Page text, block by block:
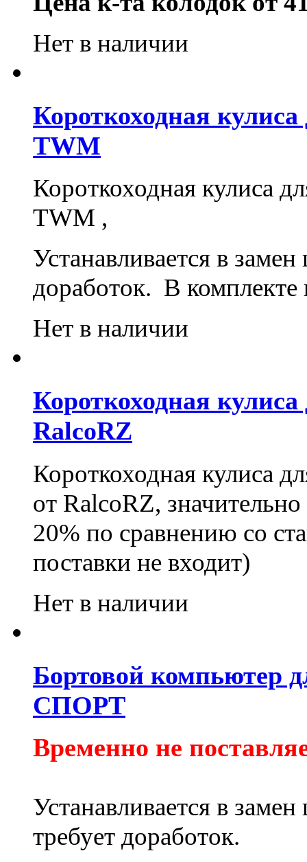
Нет в наличии
Короткоходная
TWM
Короткоходная кулиса
TWM ,
Устанавливается в
доработок. В комплекте
Нет в наличии
Короткоходная
RalcoRZ
Короткоходная кулиса
от RalcoRZ,
20% по сравнению со
поставки не входит)
Нет в наличии
Бортовой компьютер
СПОРТ
Временно не
Устанавливается в
требует доработок.